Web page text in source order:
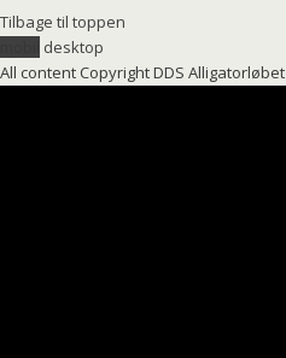
Tilbage til toppen
desktop
All content Copyright DDS Alligatorløbet